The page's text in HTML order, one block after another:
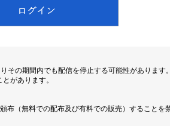
その期間内でも配信を停止する可能性があります。
があります。
（無料での配布及び有料での販売）することを